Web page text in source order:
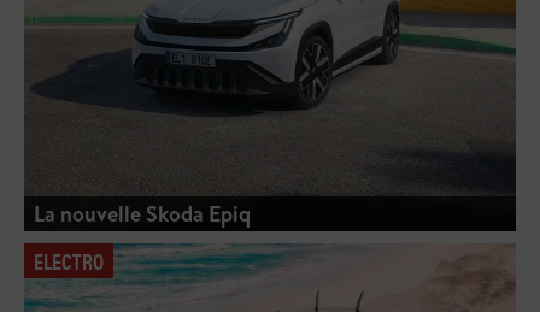
La nouvelle Skoda Epiq
ELECTRO